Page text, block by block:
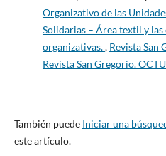
Organizativo de las
Solidarias – Área textil y las
organizativas., Revista San
Revista San Gregorio.
También puede Iniciar una
este artículo.